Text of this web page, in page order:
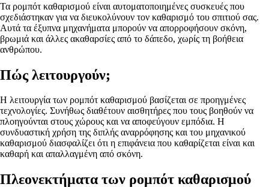
Τα ρομπότ καθαρισμού είναι αυτοματοποιημένες συσκευές που
σχεδιάστηκαν για να διευκολύνουν τον καθαρισμό του σπιτιού σας.
Αυτά τα έξυπνα μηχανήματα μπορούν να απορροφήσουν σκόνη,
βρωμιά και άλλες ακαθαρσίες από το δάπεδο, χωρίς τη βοήθεια
ανθρώπου.
Πώς λειτουργούν;
Η λειτουργία των ρομπότ καθαρισμού βασίζεται σε προηγμένες
τεχνολογίες. Συνήθως διαθέτουν αισθητήρες που τους βοηθούν να
πλοηγούνται στους χώρους και να αποφεύγουν εμπόδια. Η
συνδυαστική χρήση της διπλής αναρρόφησης και του μηχανικού
καθαρισμού διασφαλίζει ότι η επιφάνεια που καθαρίζεται είναι και
καθαρή και απαλλαγμένη από σκόνη.
Πλεονεκτήματα των ρομπότ καθαρισμού